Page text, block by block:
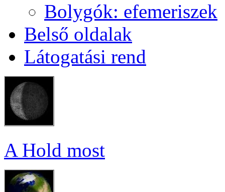
Boly­gók: efe­me­ri­szek
Bel­ső ol­da­lak
Lá­to­ga­tá­si rend
A Hold most